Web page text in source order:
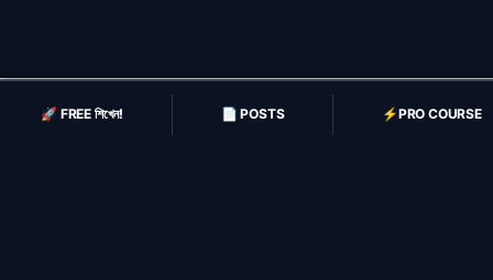
🚀 FREE শিখেন! 📄 POSTS ⚡️PRO COURSE